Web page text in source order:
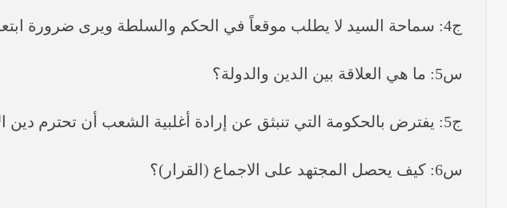
ج4: سماحة السيد لا يطلب موقعاً في الحكم والسلطة ويرى ضرورة ابتعاد علماء الدين عن مواقع المسؤوليات الإدارية والتنفيذية.
س5: ما هي العلاقة بين الدين والدولة؟
ج5: يفترض بالحكومة التي تنبثق عن إرادة أغلبية الشعب أن تحترم دين الأغلبية وتأخذ بقيمه ولا تخالف في قراراتها شيئاً من أحكامه.
س6: كيف يحصل المجتهد على الاجماع (القرار)؟